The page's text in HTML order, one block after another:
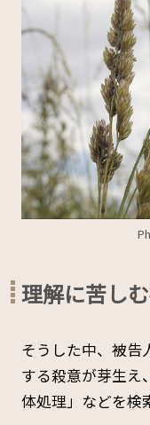
理解に苦し
そうした中、被告
する殺意が芽生え
体処理」などを検